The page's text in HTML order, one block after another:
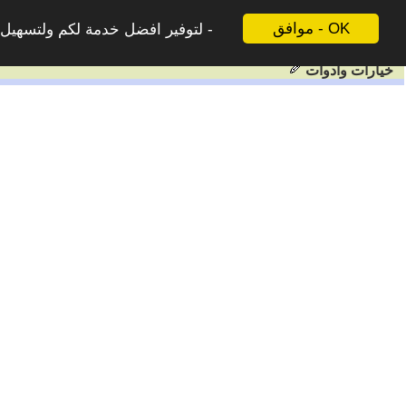
موافق - OK
لتوفير افضل خدمة لكم
خيارات وادوات